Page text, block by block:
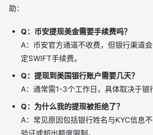
助：
Q：币安提现美金需要手续费吗？
A：币安官方通道不收费，但银行渠道
定SWIFT手续费。
Q：提现到美国银行账户需要几天？
A：通常需1-3个工作日，具体取决于银
Q：为什么我的提现被拒绝了？
A：常见原因包括银行姓名与KYC信息